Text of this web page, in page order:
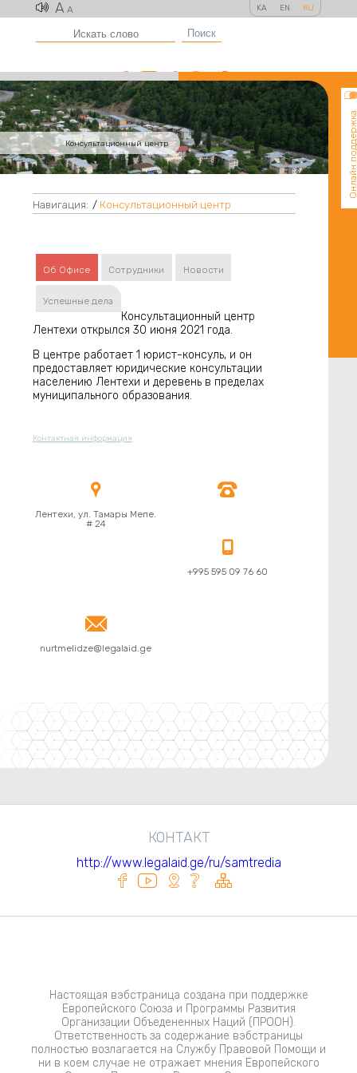
A A KA EN RU
Поиск
Консультационный центр Онлайн
Навигация: / Консультационный центр
Об Офисе Сотрудники Новости
Успешные дела
Консультационный центр
Лентехи ​​открылся 30 июня 2021 года.
В центре работает 1 юрист-консуль, и он
предоставляет юридические консультации
населению Лентехи ​​и деревень в пределах
муниципального образования.
Контактная информация

Лентехи, ул. Тамары Мепе.
# 24


+995 595 09 76 60

nurtmelidze@legalaid.ge
КОНТАКТ
http://www.legalaid.ge/ru/samtredia
Настоящая вэбстраница создана при поддержке
Европейского Союза и Программы Развития
Организации Объедененных Наций (ПРООН).
Ответственность за содержание вэбстраницы
полностью возлагается на Службу Правовой Помощи и
ни в коем случае не отражает мнения Европейского